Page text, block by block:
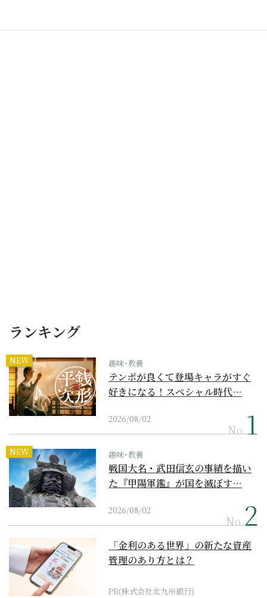
ランキング
NEW 趣味･教養
テンポが良くて登場キャラがすぐ
好きになる！スペシャル時代…
2026/08/02
No.
NEW 趣味･教養
戦国大名・武田信玄の事績を描い
た『甲陽軍鑑』が国を滅ぼす…
2026/08/02
No.
「金利のある世界」の新たな資産
管理のあり方とは？
PR(株式会社北九州銀行)